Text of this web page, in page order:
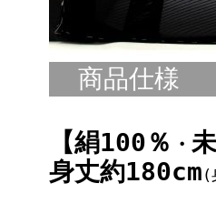
商品仕様
【絹100％ ・
身丈約180cm (